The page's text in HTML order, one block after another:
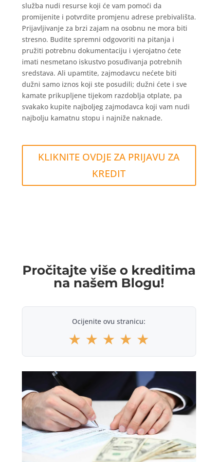
služba nudi resurse koji će vam pomoći da
promijenite i potvrdite promjenu adrese prebivališta.
Prijavljivanje za brzi zajam na osobnu ne mora biti
stresno. Budite spremni odgovoriti na pitanja i
pružiti potrebnu dokumentaciju i vjerojatno ćete
imati nesmetano iskustvo posuđivanja potrebnih
sredstava. Ali upamtite, zajmodavcu nećete biti
dužni samo iznos koji ste posudili; dužni ćete i sve
kamate prikupljene tijekom razdoblja otplate, pa
svakako kupite najboljeg zajmodavca koji vam nudi
najbolju kamatnu stopu i najniže naknade.
KLIKNITE OVDJE ZA PRIJAVU ZA
KREDIT
Pročitajte više o kreditima
na našem Blogu!
Ocijenite ovu stranicu:
★ ★ ★ ★ ★